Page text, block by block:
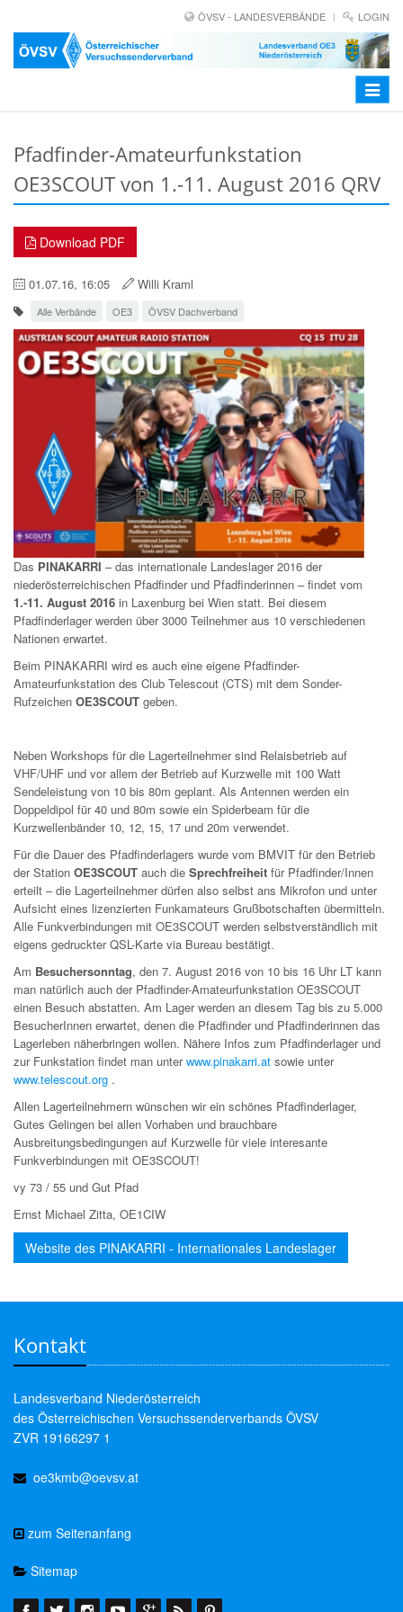
ÖVSV - LANDESVERBÄNDE LOGIN
Toggle
Pfadfinder-Amateurfunkstation
OE3SCOUT von 1.-11. August 2016 QRV
Download PDF
01.07.16, 16:05 Willi Kraml
Alle Verbände OE3 ÖVSV Dachverband
Das PINAKARRI – das internationale Landeslager 2016 der
niederösterreichischen Pfadfinder und Pfadfinderinnen – findet vom
1.-11. August 2016 in Laxenburg bei Wien statt. Bei diesem
Pfadfinderlager werden über 3000 Teilnehmer aus 10 verschiedenen
Nationen erwartet.
Beim PINAKARRI wird es auch eine eigene Pfadfinder-
Amateurfunkstation des Club Telescout (CTS) mit dem Sonder-
Rufzeichen OE3SCOUT geben.
Neben Workshops für die Lagerteilnehmer sind Relaisbetrieb auf
VHF/UHF und vor allem der Betrieb auf Kurzwelle mit 100 Watt
Sendeleistung von 10 bis 80m geplant. Als Antennen werden ein
Doppeldipol für 40 und 80m sowie ein Spiderbeam für die
Kurzwellenbänder 10, 12, 15, 17 und 20m verwendet.
Für die Dauer des Pfadfinderlagers wurde vom BMVIT für den Betrieb
der Station OE3SCOUT auch die Sprechfreiheit für Pfadfinder/Innen
erteilt – die Lagerteilnehmer dürfen also selbst ans Mikrofon und unter
Aufsicht eines lizenzierten Funkamateurs Grußbotschaften übermitteln.
Alle Funkverbindungen mit OE3SCOUT werden selbstverständlich mit
eigens gedruckter QSL-Karte via Bureau bestätigt.
Am Besuchersonntag, den 7. August 2016 von 10 bis 16 Uhr LT kann
man natürlich auch der Pfadfinder-Amateurfunkstation OE3SCOUT
einen Besuch abstatten. Am Lager werden an diesem Tag bis zu 5.000
BesucherInnen erwartet, denen die Pfadfinder und Pfadfinderinnen das
Lagerleben näherbringen wollen. Nähere Infos zum Pfadfinderlager und
zur Funkstation findet man unterwww.pinakarri.at sowie unter
www.telescout.org .
Allen Lagerteilnehmern wünschen wir ein schönes Pfadfinderlager,
Gutes Gelingen bei allen Vorhaben und brauchbare
Ausbreitungsbedingungen auf Kurzwelle für viele interesante
Funkverbindungen mit OE3SCOUT!
vy 73 / 55 und Gut Pfad
Ernst Michael Zitta, OE1CIW
Website des PINAKARRI - Internationales Landeslager
Kontakt
Landesverband Niederösterreich
des Österreichischen Versuchssenderverbands ÖVSV
ZVR 19166297 1
oe3kmb@oevsv.at
zum Seitenanfang
Sitemap